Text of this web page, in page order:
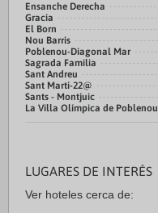
Ensanche Derecha
Gracia
El Born
Nou Barris
Poblenou-Diagonal Mar
Sagrada Familia
Sant Andreu
Sant Martí-22@
Sants - Montjuic
La Villa Olímpica de Poblenou
LUGARES DE INTERÉS
Ver hoteles cerca de: